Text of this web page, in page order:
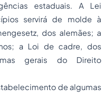
estaduais. A Lei
servirá de molde à
, dos alemães; a
a Loi de cadre, dos
gerais do Direito
de algumas